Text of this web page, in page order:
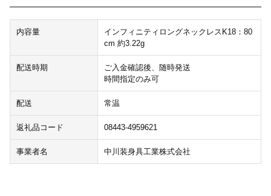
内容量
インフィニティロングネックレスK18：80
cm 約3.22g
配送時期
ご入金確認後、随時発送
時間指定のみ可
配送 常温
返礼品コード 08443-4959621
事業者名 中川装身具工業株式会社